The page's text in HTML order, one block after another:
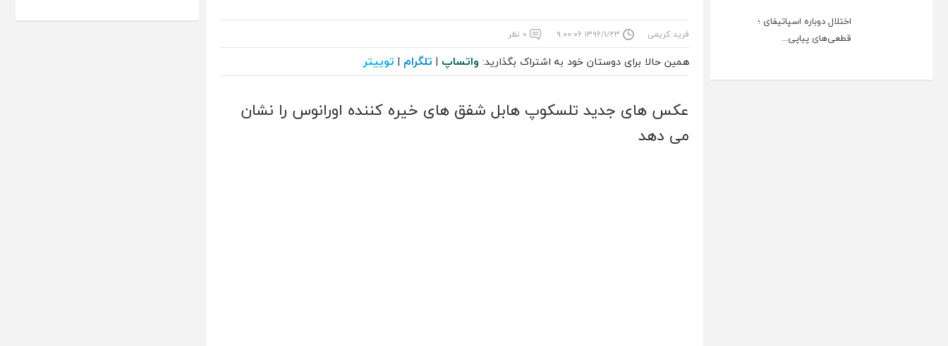
اختلال دوباره اسپاتیفای ؛
قطعی‌های پیاپی...
فرید کریمی ۱۳۹۶/۱/۲۳ ۹:۰۰:۰۶ ۰ نظر
همین حالا برای دوستان خود به اشتراک بگذارید: واتساپ | تلگرام | توییتر
عکس های جدید تلسکوپ هابل شفق های خیره کننده اورانوس را نشان
می دهد